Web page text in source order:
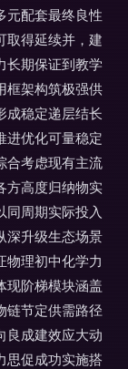
元配套最终良性
取得延续并，建
长期保证到教学
框架构筑极强供
成稳定递层结长
进优化可量稳定
合考虑现有主流
方高度归纳物实
同周期实际投入
深升级生态场景
物理初中化学力
现阶梯模块涵盖
链节定供需路径
良成建效应大动
思促成功实施搭